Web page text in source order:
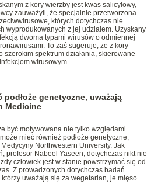
z kory wierzby jest kwas salicylowy,
zauważyli, że specjalnie przetworzona
których dotychczas nie
wyprodukowanych z jej udziałem. Uzyskany
dwoma typami wirusów o odmiennej
To zaś sugeruje, że z kory
szerokim spektrum działania, skierowane
wirusowym.
podłoże genetyczne, uważają
Medicine
być motywowana nie tylko względami
mieć również podłoże genetyczne,
Northwestern University. Jak
profesor Nabeel Yaseen, dotychczas nikt nie
człowiek jest w stanie powstrzymać się od
Z prowadzonych dotychczas badań
uważają się za wegetarian, je mięso